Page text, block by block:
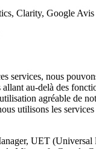
Clarity, Google
services, nous
au-delà des
agréable de
utilisons les
UET (Universal